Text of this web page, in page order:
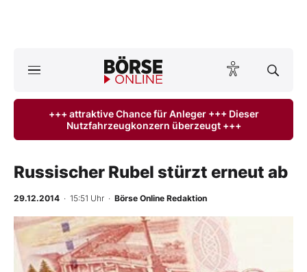
ktuelle Ausgabe BÖRSE ONLINE lesen
Anlageprodukte
Finanz-Check
Abo & Shop
BO-Musterdepots
+++ attraktive Chance für Anleger +++ Dieser
Nutzfahrzeugkonzern überzeugt +++
Russischer Rubel stürzt erneut ab
29.12.2014 · 15:51 Uhr · Börse Online Redaktion